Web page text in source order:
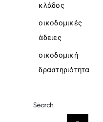
κλάδος
οικοδομικές
άδειες
οικοδομική
δραστηριότητα
Search
Αναζήτηση